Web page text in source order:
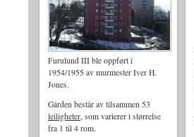
Furulund III ble oppført i
1954/1955 av murmester Iver H.
Jones.
Gården består av tilsammen 53
leiligheter, som varierer i størrelse
fra 1 til 4 rom.